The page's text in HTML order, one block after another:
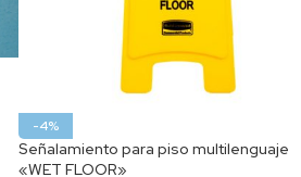
-4%
Señalamiento para piso multilenguaje
«WET FLOOR»